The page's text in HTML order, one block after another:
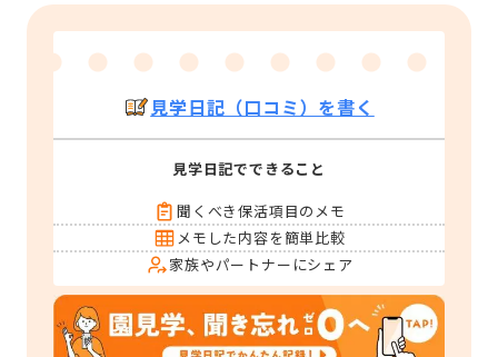
見学日記（口コミ）を書く
見学日記でできること
聞くべき保活項目のメモ
メモした内容を簡単比較
家族やパートナーにシェア